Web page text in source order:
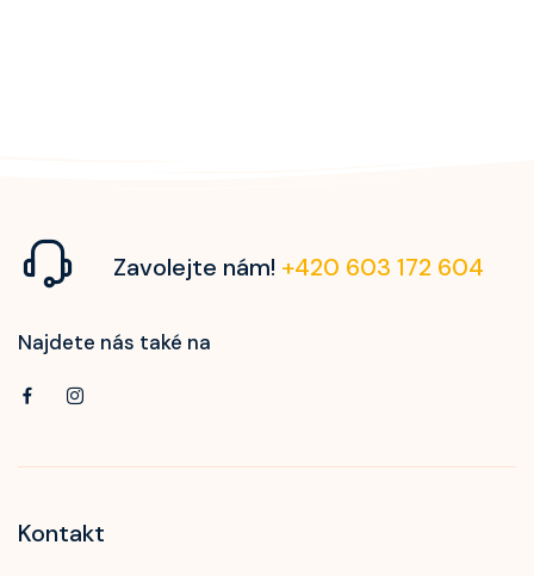
Zavolejte nám! +420 603 172 604
Najdete nás také na
Kontakt